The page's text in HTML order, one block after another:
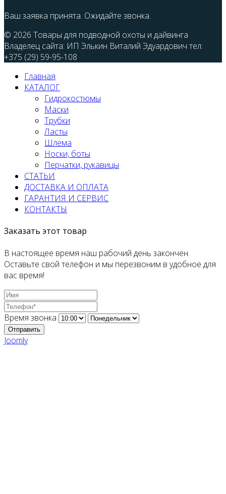
Ваш заявка принята. Ожидайте звонка.
© 2026 Товары для подводной охоты и дайвинга
Владелец сайта: ИП Элькин Виталий Эдуардович тел:
+375 (29) 59-95-108
Главная
КАТАЛОГ
Гидрокостюмы
Маски
Трубки
Ласты
Шлема
Носки, боты
Перчатки, рукавицы
СТАТЬИ
ДОСТАВКА И ОПЛАТА
ГАРАНТИЯ И СЕРВИС
КОНТАКТЫ
Заказать этот товар
В настоящее время наш рабочий день закончен.
Оставьте свой телефон и мы перезвоним в удобное для
вас время!
Время звонка
Отправить
Joomly